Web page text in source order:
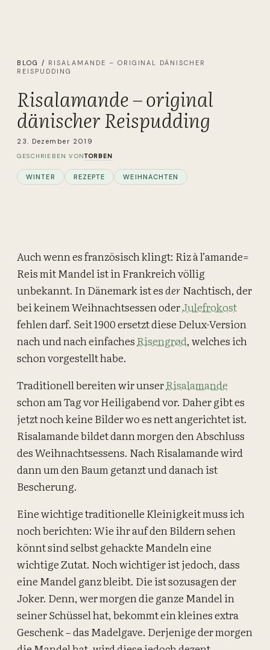
BLOG / RISALAMANDE – ORIGINAL DÄNISCHER
REISPUDDING
Risalamande – original
dänischer Reispudding
23. Dezember 2019
GESCHRIEBEN VONTORBEN
WINTER REZEPTE WEIHNACHTEN
Auch wenn es französisch klingt: Riz à l’amande=
Reis mit Mandel ist in Frankreich völlig
unbekannt. In Dänemark ist esder Nachtisch, der
bei keinem Weihnachtsessen oderJulefrokost
fehlen darf. Seit 1900 ersetzt diese Delux-Version
nach und nach einfaches Risengrød, welches ich
schon vorgestellt habe.
Traditionell bereiten wir unserRisalamande
schon am Tag vor Heiligabend vor. Daher gibt es
jetzt noch keine Bilder wo es nett angerichtet ist.
Risalamande bildet dann morgen den Abschluss
des Weihnachtsessens. Nach Risalamande wird
dann um den Baum getanzt und danach ist
Bescherung.
Eine wichtige traditionelle Kleinigkeit muss ich
noch berichten: Wie ihr auf den Bildern sehen
könnt sind selbst gehackte Mandeln eine
wichtige Zutat. Noch wichtiger ist jedoch, dass
eine Mandel ganz bleibt. Die ist sozusagen der
Joker. Denn, wer morgen die ganze Mandel in
seiner Schüssel hat, bekommt ein kleines extra
Geschenk – das Madelgave. Derjenige der morgen